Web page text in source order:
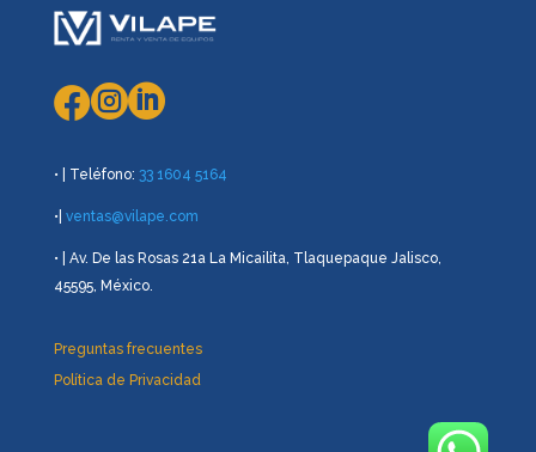

• | Teléfono: 33 1604 5164
•| ventas@vilape.com
• | Av. De las Rosas 21a La Micailita, Tlaquepaque Jalisco,
45595, México.
Preguntas frecuentes
Política de Privacidad